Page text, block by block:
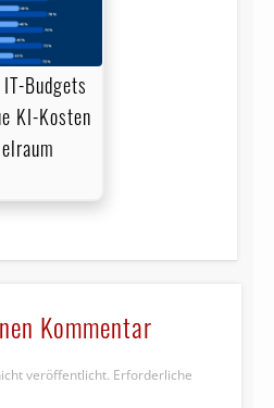
Budgets
KI-Kosten
Kommentar
veröffentlicht. Erforderliche